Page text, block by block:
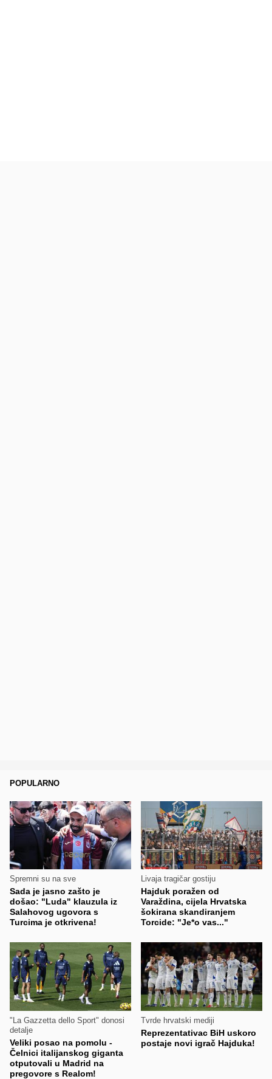
POPULARNO
Spremni su na sve
Sada je jasno zašto je
došao: "Luda" klauzula iz
Salahovog ugovora s
Turcima je otkrivena!
Livaja tragičar gostiju
Hajduk poražen od
Varaždina, cijela Hrvatska
šokirana skandiranjem
Torcide: "Je*o vas..."
"La Gazzetta dello Sport" donosi
detalje
Veliki posao na pomolu -
Čelnici italijanskog giganta
otputovali u Madrid na
pregovore s Realom!
Tvrde hrvatski mediji
Reprezentativac BiH uskoro
postaje novi igrač Hajduka!